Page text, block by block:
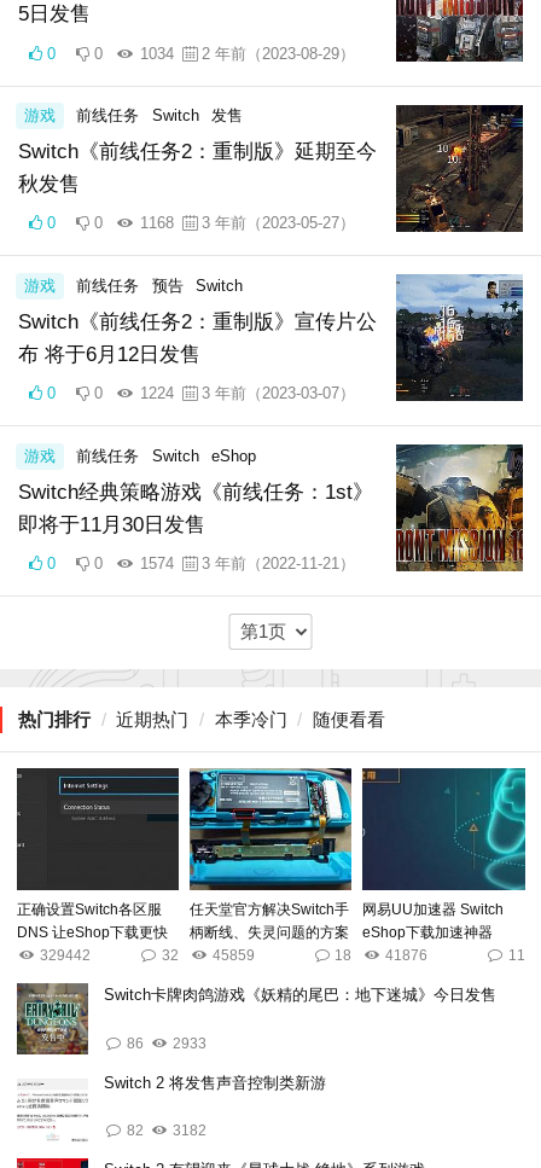
5日发售
0 0 1034 2 年前（2023-08-29）
Switch《前线任务2：重制版》延期至今
秋发售
游戏 前线任务 Switch 发售
0 0 1168 3 年前（2023-05-27）
Switch《前线任务2：重制版》宣传片公
布 将于6月12日发售
游戏 前线任务 预告 Switch
0 0 1224 3 年前（2023-03-07）
Switch经典策略游戏《前线任务：1st》
即将于11月30日发售
游戏 前线任务 Switch eShop
0 0 1574 3 年前（2022-11-21）
热门排行 / 近期热门 / 本季冷门 / 随便看看
正确设置Switch各区服
DNS 让eShop下载更快
329442
32
任天堂官方解决Switch手
柄断线、失灵问题的方案
45859
18
网易UU加速器 Switch
eShop下载加速神器
41876
11
Switch卡牌肉鸽游戏《妖精的尾巴：地下迷城》今日发售
86 2933
Switch 2 将发售声音控制类新游
82 3182